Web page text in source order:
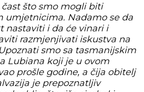
što smo mogli biti
umjetnicima. Nadamo se da
nastaviti i da će vinari i
razmjenjivati iskustva na
smo sa tasmanijskim
Lubiana koji je u ovom
prošle godine, a čija obitelj
je prepoznatljiv